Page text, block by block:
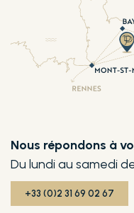
Nous répondons à
Du lundi au samedi de
+33 (0)2 31 69 02 67